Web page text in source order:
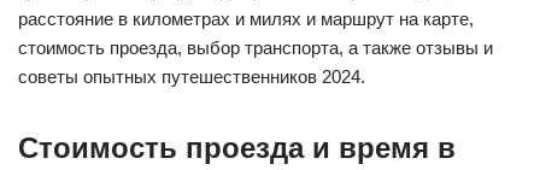
расстояние в километрах и милях и маршрут на карте,
стоимость проезда, выбор транспорта, а также отзывы и
советы опытных путешественников 2024.
Стоимость проезда и время в